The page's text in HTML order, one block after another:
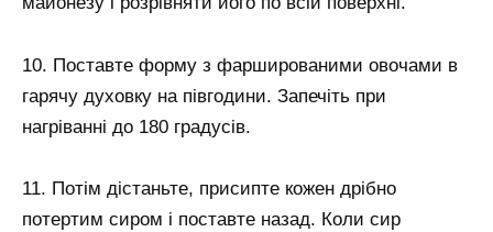
10. Поставте форму з фаршированими овочами в
гарячу духовку на півгодини. Запечіть при
нагріванні до 180 градусів.
11. Потім дістаньте, присипте кожен дрібно
потертим сиром і поставте назад. Коли сир